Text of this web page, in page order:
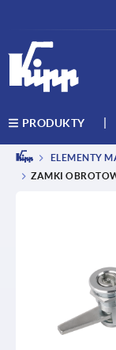
PRODUKTY
ELEMENTY
ZAMKI